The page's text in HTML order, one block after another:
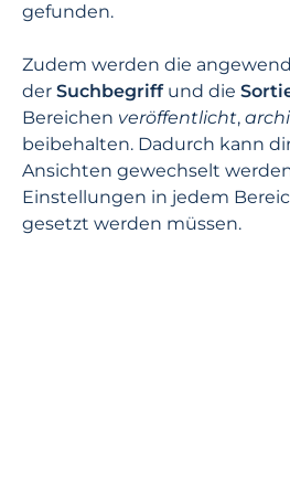
gefunden.
Zudem werden die
der Suchbegriffund die
Bereichen veröffentlicht,
beibehalten. Dadurch kann
Ansichten gewechselt
Einstellungen in jedem
gesetzt werden müssen.